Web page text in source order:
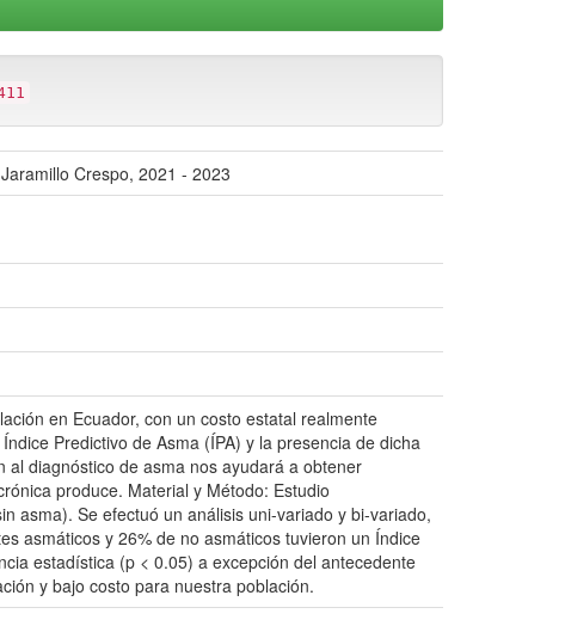
Crespo, 2021 - 2023
en Ecuador, con un costo estatal realmente
Predictivo de Asma (ÍPA) y la presencia de dicha
diagnóstico de asma nos ayudará a obtener
produce. Material y Método: Estudio
asma). Se efectuó un análisis uni-variado y bi-variado,
asmáticos y 26% de no asmáticos tuvieron un Índice
estadística (p < 0.05) a excepción del antecedente
y bajo costo para nuestra población.